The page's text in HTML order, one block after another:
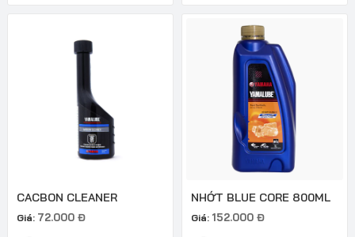
CACBON CLEANER
Giá: 72.000 Đ
NHỚT BLUE CORE 800ML
Giá: 152.000 Đ